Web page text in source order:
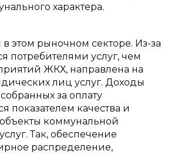
характера.
этом рыночном секторе. Из-за
потребителями услуг, чем
ЖКХ, направлена на
лиц услуг. Доходы
за оплату
показателем качества и
коммунальной
Так, обеспечение
распределение,